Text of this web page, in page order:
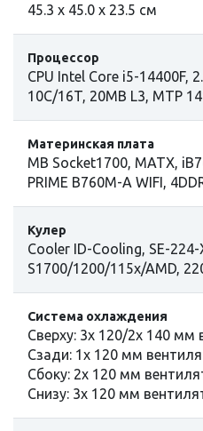
45.3 х 45.0 х 23.5 см
Процессор
СPU Intel Сore i5-14400F,
10C/16T, 20MB L3, MTP
Материнская плата
MB Socket1700, MATX,
PRIME B760M-A WIFI,
Кулер
Cooler ID-Cooling, SE-
S1700/1200/115x/AMD,
Cистема охлаждения
Сверху: 3х 120/2х 140 мм
Сзади: 1x 120 мм
Сбоку: 2x 120 мм
Снизу: 3х 120 мм